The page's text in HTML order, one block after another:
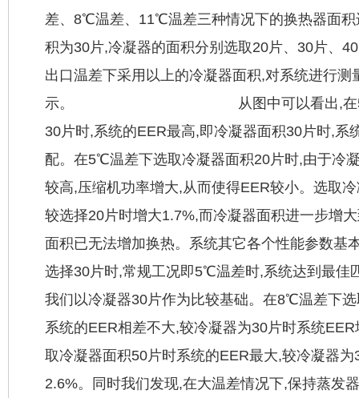
差、8℃温差、11℃温差三种情况下的换热器面积
积为30片,冷凝器的面积分别选取20片、30片、
出口温差下采用以上的冷凝器面积,对系统进行测
示。 从图中可以看出,在5℃温差
30片时,系统的EER最高,即冷凝器面积30片时,系
配。在5℃温差下选取冷凝器面积20片时,由于冷
较高,压缩机功率增大,从而使得EER较小。选取
较选择20片时增大1.7%,而冷凝器面积进一步增
面积已无法增加换热。系统其它各个性能参数
选择30片时,常规工况即5℃温差时,系统达到最佳
我们以冷凝器30片作为比较基础。在8℃温差下
系统的EER相差不大,较冷凝器为30片时系统
取冷凝器面积50片时系统的EER最大,较冷凝器
2.6%。同时我们发现,在大温差情况下,保持蒸发